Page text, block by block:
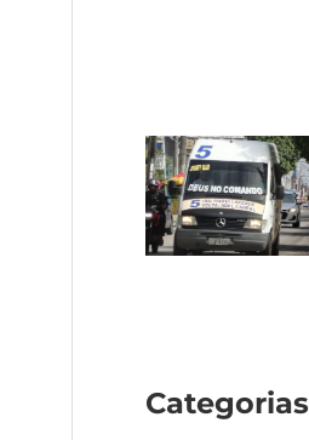
Categorias